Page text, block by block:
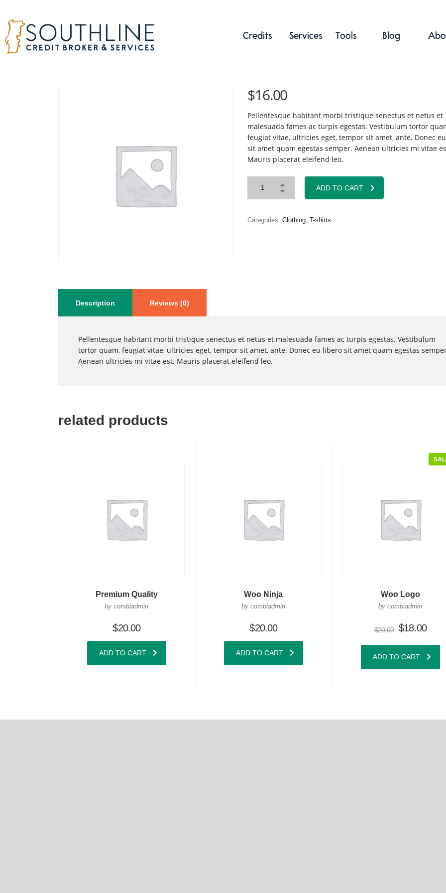
Credits Services Tools Blog
$16.00
Pellentesque habitant morbi tristique senectus et netus et
malesuada fames ac turpis egestas. Vestibulum tortor
feugiat vitae, ultricies eget, tempor sit amet, ante. Donec
sit amet quam egestas semper. Aenean ultricies mi vitae
Mauris placerat eleifend leo.
ADD TO CART
Categories: Clothing T-shirts
Description Reviews (0)
Pellentesque habitant morbi tristique senectus et netus et malesuada fames ac turpis egestas. Vestibulum
tortor quam, feugiat vitae, ultricies eget, tempor sit amet, ante. Donec eu libero sit amet quam egestas
Aenean ultricies mi vitae est. Mauris placerat eleifend leo.
related products
Premium Quality
by combiadmin
$20.00
ADD TO CART
Woo Ninja
by combiadmin
$20.00
ADD TO CART
Woo Logo
by combiadmin
$20.00 $18.00
ADD TO CART